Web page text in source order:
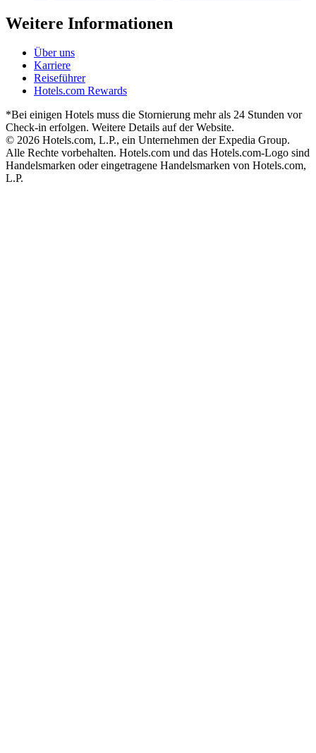
Weitere Informationen
Über uns
Karriere
Reiseführer
Hotels.com Rewards
*Bei einigen Hotels muss die Stornierung mehr als 24 Stunden vor
Check-in erfolgen. Weitere Details auf der Website.
© 2026 Hotels.com, L.P., ein Unternehmen der Expedia Group.
Alle Rechte vorbehalten. Hotels.com und das Hotels.com-Logo sind
Handelsmarken oder eingetragene Handelsmarken von Hotels.com,
L.P.